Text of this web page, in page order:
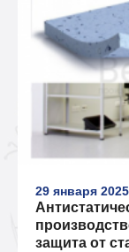
29 января 2025
защита от